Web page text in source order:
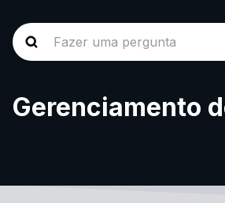
Gerenciamento